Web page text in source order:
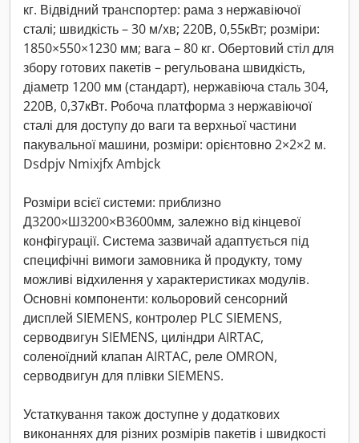
кг. Відвідний транспортер: рама з нержавіючої
сталі; швидкість – 30 м/хв; 220В, 0,55кВт; розміри:
1850×550×1230 мм; вага – 80 кг. Обертовий стіл для
збору готових пакетів – регульована швидкість,
діаметр 1200 мм (стандарт), нержавіюча сталь 304,
220В, 0,37кВт. Робоча платформа з нержавіючої
сталі для доступу до ваги та верхньої частини
пакувальної машини, розміри: орієнтовно 2×2×2 м.
Dsdpjv Nmixjfx Ambjck
Розміри всієї системи: приблизно
Д3200×Ш3200×В3600мм, залежно від кінцевої
конфігурації. Система зазвичай адаптується під
специфічні вимоги замовника й продукту, тому
можливі відхилення у характеристиках модулів.
Основні компоненти: кольоровий сенсорний
дисплей SIEMENS, контролер PLC SIEMENS,
серводвигун SIEMENS, циліндри AIRTAC,
соленоїдний клапан AIRTAC, реле OMRON,
серводвигун для плівки SIEMENS.
Устаткування також доступне у додаткових
виконаннях для різних розмірів пакетів і швидкості